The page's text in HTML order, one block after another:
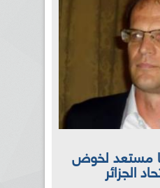
مستعد لخوض
الجزائر